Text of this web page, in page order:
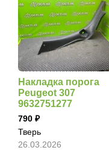
Накладка порога
Peugeot 307
9632751277
790
Тверь
26.03.2026